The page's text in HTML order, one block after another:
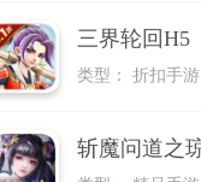
三界轮回H5
类型： 折扣手游